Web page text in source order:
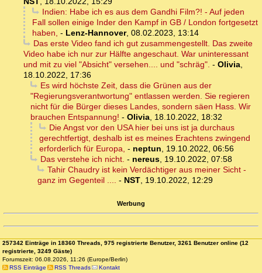
Indien: Habe ich es aus dem Gandhi Film?! - Auf jeden
Fall sollen einige Inder den Kampf in GB / London fortgesetzt
haben, - Lenz-Hannover, 08.02.2023, 13:14
Das erste Video fand ich gut zusammengestellt. Das zweite
Video habe ich nur zur Hälfte angeschaut. War uninteressant
und mit zu viel "Absicht" versehen.... und "schräg". - Olivia,
18.10.2022, 17:36
Es wird höchste Zeit, dass die Grünen aus der
"Regierungsverantwortung" entlassen werden. Sie regieren
nicht für die Bürger dieses Landes, sondern säen Hass. Wir
brauchen Entspannung! - Olivia, 18.10.2022, 18:32
Die Angst vor den USA hier bei uns ist ja durchaus
gerechtfertigt, deshalb ist es meines Erachtens zwingend
erforderlich für Europa, - neptun, 19.10.2022, 06:56
Das verstehe ich nicht. - nereus, 19.10.2022, 07:58
Tahir Chaudry ist kein Verdächtiger aus meiner Sicht -
ganz im Gegenteil .... - NST, 19.10.2022, 12:29
Werbung
257342 Einträge in 18360 Threads, 975 registrierte Benutzer, 3261 Benutzer online (12
registrierte, 3249 Gäste)
Forumszeit: 06.08.2026, 11:26 (Europe/Berlin)
RSS Einträge
RSS Threads Kontakt